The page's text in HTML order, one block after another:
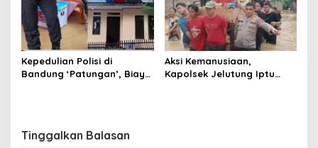
Kepedulian Polisi di
Bandung ‘Patungan’, Biayai
Aksi Kemanusiaan,
Kapolsek Jelutung Iptu
Tinggalkan Balasan